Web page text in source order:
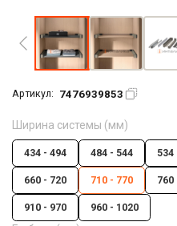
Артикул: 7476939853
Ширина системы (мм)
434 - 494 484 - 544 534
660 - 720 710 - 770 760
910 - 970 960 - 1020